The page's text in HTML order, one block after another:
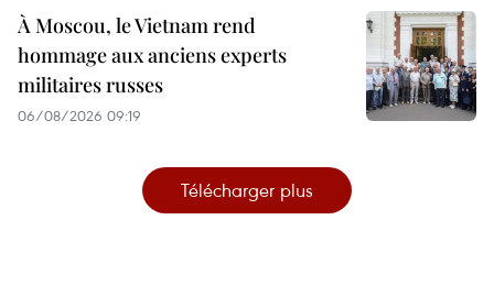
À Moscou, le Vietnam rend
hommage aux anciens experts
militaires russes
06/08/2026 09:19
Télécharger plus